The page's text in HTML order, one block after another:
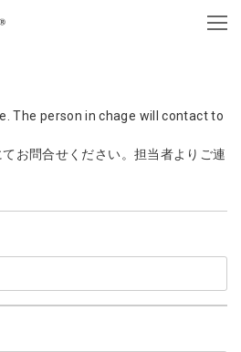
The person in chage will contact to
お問合せください。担当者よりご連